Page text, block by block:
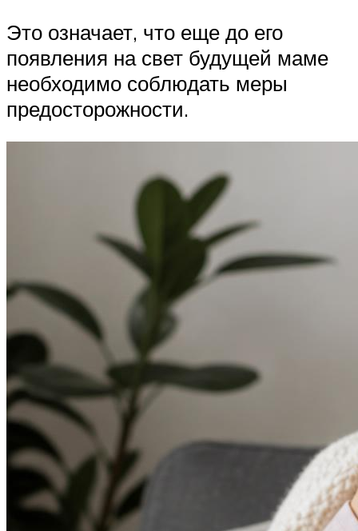
Это означает, что еще до его
появления на свет будущей маме
необходимо соблюдать меры
предосторожности.